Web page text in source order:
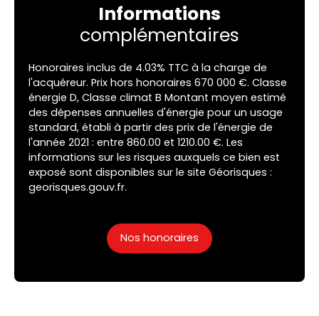
Informations
complémentaires
Honoraires inclus de 4.03% TTC à la charge de
l'acquéreur. Prix hors honoraires 670 000 €. Classe
énergie D, Classe climat B Montant moyen estimé
des dépenses annuelles d'énergie pour un usage
standard, établi à partir des prix de l'énergie de
l'année 2021 : entre 860.00 et 1210.00 €. Les
informations sur les risques auxquels ce bien est
exposé sont disponibles sur le site Géorisques :
georisques.gouv.fr.
Nos honoraires